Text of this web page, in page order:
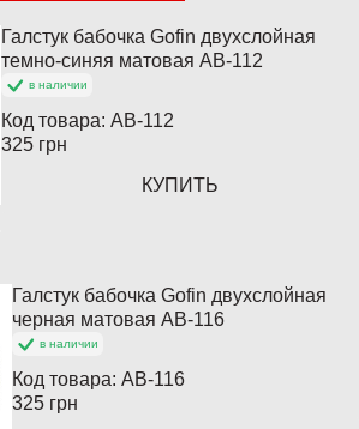
Галстук бабочка Gofin двухслойная
темно-синяя матовая AB-112
в наличии
Код товара:AB-112
325 грн
КУПИТЬ
Галстук бабочка Gofin двухслойная
черная матовая AB-116
в наличии
Код товара:AB-116
325 грн